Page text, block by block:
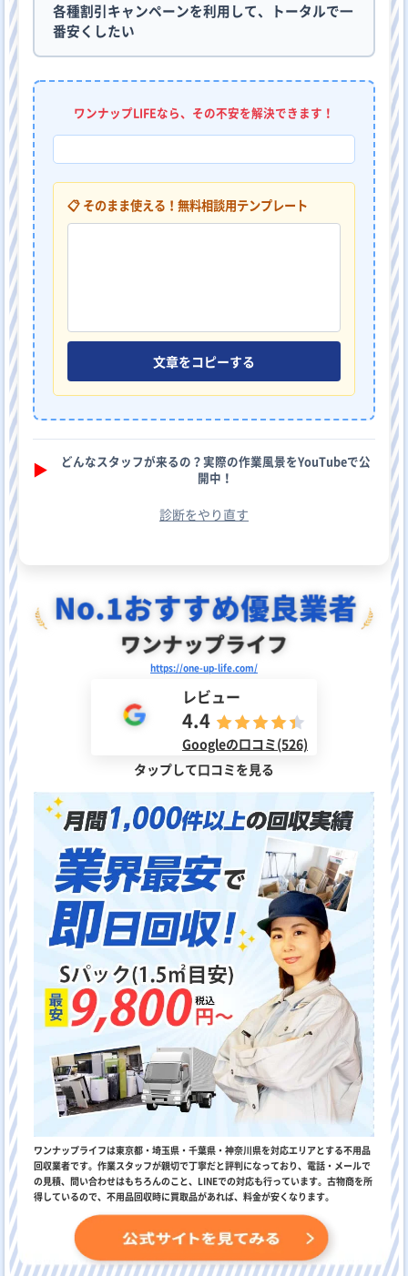
各種割引キャンペーンを利用して、トータルで一
番安くしたい
ワンナップLIFEなら、その不安を解決できます！
📋 そのまま使える！無料相談用テンプレート
文章をコピーする
▶︎
どんなスタッフが来るの？実際の作業風景をYouTubeで公
開中！
診断をやり直す
https://one-up-life.com/
レビュー
4.4
Googleの口コミ(526)
タップして口コミを見る
ワンナップライフは東京都・埼玉県・千葉県・神奈川県を対応エリアとする不用品
回収業者です。作業スタッフが親切で丁寧だと評判になっており、電話・メールで
の見積、問い合わせはもちろんのこと、LINEでの対応も行っています。古物商を所
得しているので、不用品回収時に買取品があれば、料金が安くなります。